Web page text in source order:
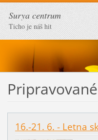
Surya centrum
Ticho je náš hit
16.-21. 6. - Letna